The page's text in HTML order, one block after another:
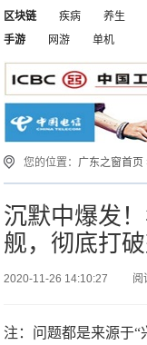
区块链
疾病
养生
手游
网游 单机
您的位置： 广东之窗首页
沉默中爆发
舰，彻底打
2020-11-26 14:10:27 阅
注：问题都是来源于